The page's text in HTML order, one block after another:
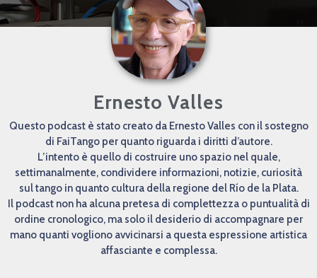
Ernesto Valles
Questo podcast è stato creato da Ernesto Valles con il sostegno
di FaiTango per quanto riguarda i diritti d’autore.
L’intento è quello di costruire uno spazio nel quale,
settimanalmente, condividere informazioni, notizie, curiosità
sul tango in quanto cultura della regione del Río de la Plata.
Il podcast non ha alcuna pretesa di complettezza o puntualità di
ordine cronologico, ma solo il desiderio di accompagnare per
mano quanti vogliono avvicinarsi a questa espressione artistica
affasciante e complessa.